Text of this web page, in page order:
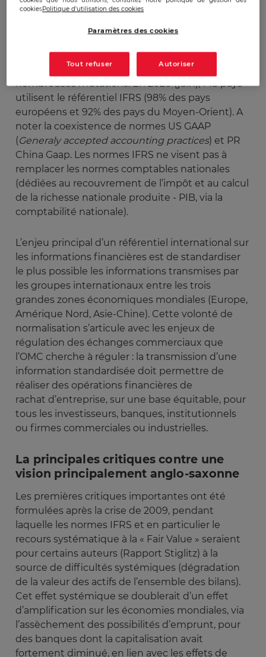
les échanges internationaux. Des règlements
européens sont venus transposer les normes
exemple le règlement 1606/2002 du 19 juillet
2002), ce qui a fait peser sur les entreprises de
nombreuses mutations. En 2020 (juin), 143 pays
utilisent le référentiel IFRS (98% des pays
européens et 92% des pays du Moyen-Orient). A
noter la coexistence de normes US GAAP
(Generaly accepted accounting practices) et PR
China Gaap. Les normes IFRS ne visent pas à
remplacer les normes comptables nationales
(dédiées au recouvrement de l’impôt et au calcul
de la richesse nationale produite - PIB, via la
comptabilité nationale).
L’enjeu principal d’un référentiel international sur
les informations financières est de standardiser
le plus possible les informations transmises par
les groupes internationaux entre les trois
grandes zones économiques mondiales (Europe,
Amérique Nord, Asie-Chine). Cette volonté de
normalisation s’articule avec les enjeux de
régulation des échanges commerciaux que
l’OMC cherche à réguler : la transmission d’une
information standardisée doit permettre de
réaliser des opérations financières de
rachat d’entreprise, sur une base équitable, pour
tous les investisseurs, banques, institutionnels
ou firmes commerciales ou industrielles.
La principales critiques contre une
vision principalement anglo-saxonne
Les premières critiques importantes ont été
formulées après la crise de 2009, pendant
laquelle les normes IFRS et en particulier le
recours systématique à la « Fair Value » seraient
pour certains auteurs (Rapport Stiglitz) à la
source de difficultés systémiques (dégradation
de la valeur des actifs de l’ensemble des bilans).
Cet effet systémique se doublerait d’un effet
d’amplification sur les économies mondiales, via
l’assèchement des possibilités d’emprunt, pour
des banques dont la capitalisation avait
fortement diminué, en lien avec les effets de
cookiesPolitique d'utilisation des cookies
Paramètres des cookies
Tout refuser Autoriser